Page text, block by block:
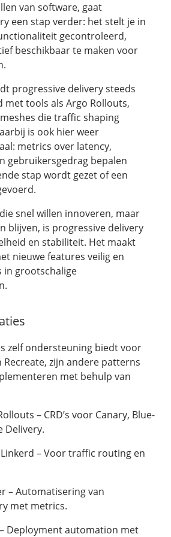
van software, gaat
een stap verder: het stelt je in
gecontroleerd,
beschikbaar te maken voor
progressive delivery steeds
met tools als Argo Rollouts,
die traffic shaping
is ook hier weer
metrics over latency,
gebruikersgedrag bepalen
stap wordt gezet of een
snel willen innoveren, maar
blijven, is progressive delivery
en stabiliteit. Het maakt
nieuwe features veilig en
in grootschalige
zelf ondersteuning biedt voor
Recreate, zijn andere patterns
met behulp van
– CRD’s voor Canary, Blue-
Delivery.
– Voor traffic routing en
van
met metrics.
automation met